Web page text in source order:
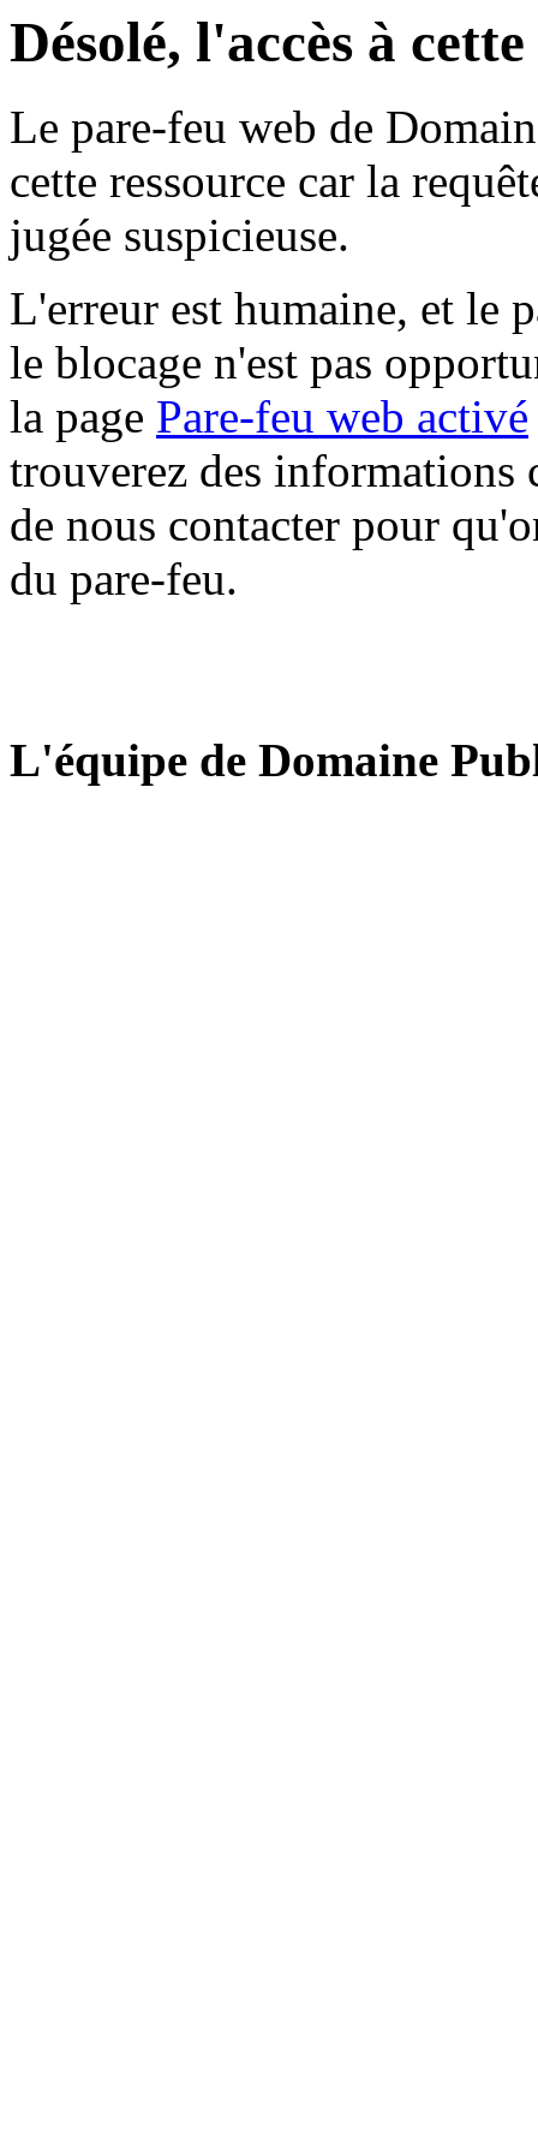
Désolé, l'accès à
Le pare-feu web de
cette ressource car la
jugée suspicieuse.
L'erreur est humaine, et le
le blocage n'est pas
la page Pare-feu web activé
trouverez des informations
de nous contacter pour
du pare-feu.
L'équipe de Domaine